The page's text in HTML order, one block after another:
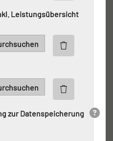
Leistungsübersicht
zur Datenspeicherung